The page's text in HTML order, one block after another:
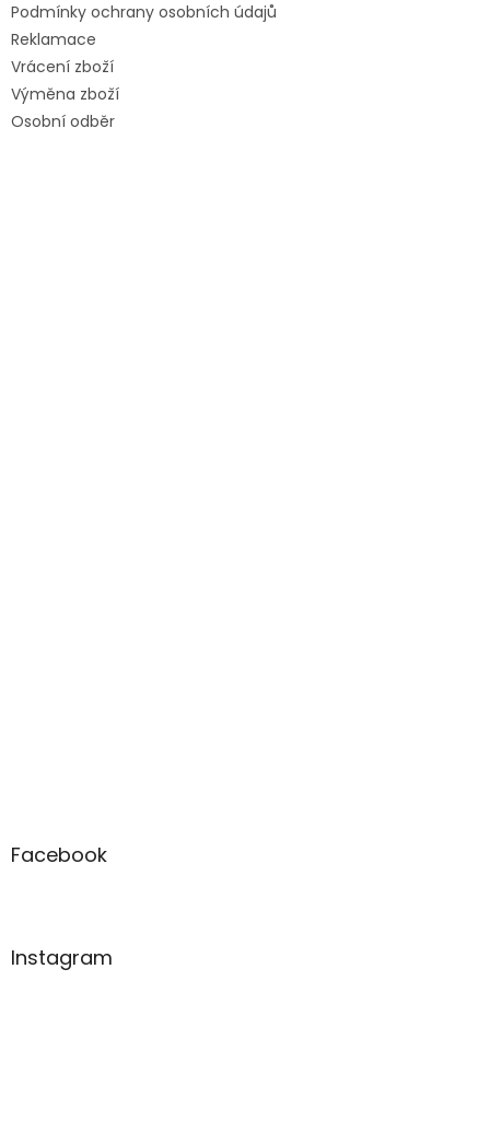
Podmínky ochrany osobních údajů
Reklamace
Vrácení zboží
Výměna zboží
Osobní odběr
Facebook
Instagram